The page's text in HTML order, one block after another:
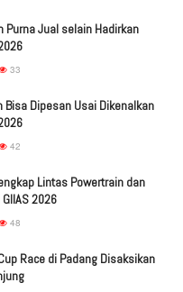
Purna Jual selain Hadirkan
33
Bisa Dipesan Usai Dikenalkan
42
Lintas Powertrain dan
2026
48
Race di Padang Disaksikan